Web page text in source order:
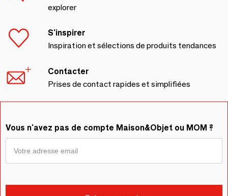
explorer
S'inspirer
Inspiration et sélections de produits tendances
Contacter
Prises de contact rapides et simplifiées
Vous n'avez pas de compte Maison&Objet ou MOM ?